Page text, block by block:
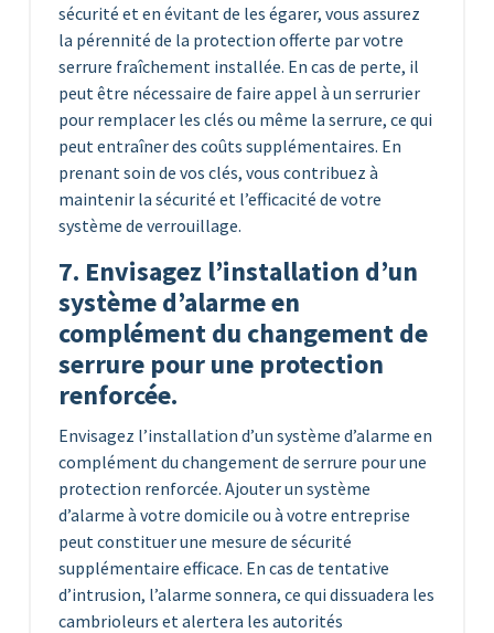
sécurité et en évitant de les égarer, vous assurez
la pérennité de la protection offerte par votre
serrure fraîchement installée. En cas de perte, il
peut être nécessaire de faire appel à un serrurier
pour remplacer les clés ou même la serrure, ce qui
peut entraîner des coûts supplémentaires. En
prenant soin de vos clés, vous contribuez à
maintenir la sécurité et l’efficacité de votre
système de verrouillage.
7. Envisagez l’installation d’un
système d’alarme en
complément du changement de
serrure pour une protection
renforcée.
Envisagez l’installation d’un système d’alarme en
complément du changement de serrure pour une
protection renforcée. Ajouter un système
d’alarme à votre domicile ou à votre entreprise
peut constituer une mesure de sécurité
supplémentaire efficace. En cas de tentative
d’intrusion, l’alarme sonnera, ce qui dissuadera les
cambrioleurs et alertera les autorités